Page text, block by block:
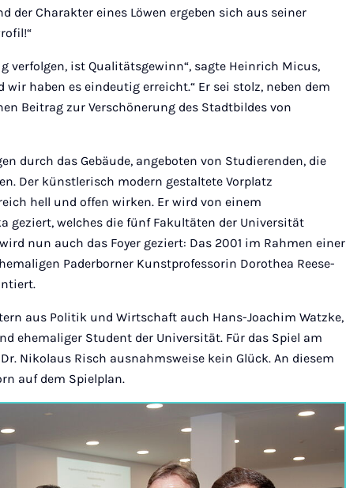
der Charakter eines Löwen ergeben sich aus seiner
verfolgen, ist Qualitätsgewinn“, sagte Heinrich Micus,
wir haben es eindeutig erreicht.“ Er sei stolz, neben dem
Beitrag zur Verschönerung des Stadtbildes von
durch das Gebäude, angeboten von Studierenden, die
Der künstlerisch modern gestaltete Vorplatz
hell und offen wirken. Er wird von einem
geziert, welches die fünf Fakultäten der Universität
nun auch das Foyer geziert: Das 2001 im Rahmen einer
Paderborner Kunstprofessorin Dorothea Reese-
aus Politik und Wirtschaft auch Hans-Joachim Watzke,
ehemaliger Student der Universität. Für das Spiel am
Nikolaus Risch ausnahmsweise kein Glück. An diesem
auf dem Spielplan.